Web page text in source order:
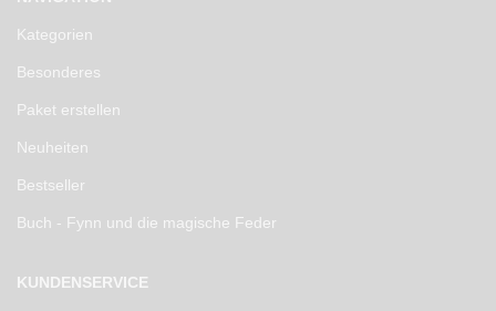
Kategorien
Besonderes
Paket erstellen
Neuheiten
Bestseller
Buch - Fynn und die magische Feder
KUNDENSERVICE